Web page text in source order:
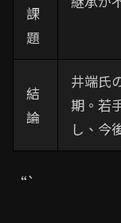
課
題
結
論
井端氏
期。若
し、今
“`